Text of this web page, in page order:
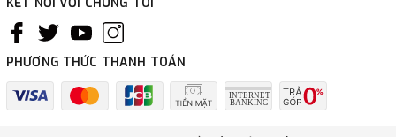
PHƯƠNG THỨC THANH TOÁN